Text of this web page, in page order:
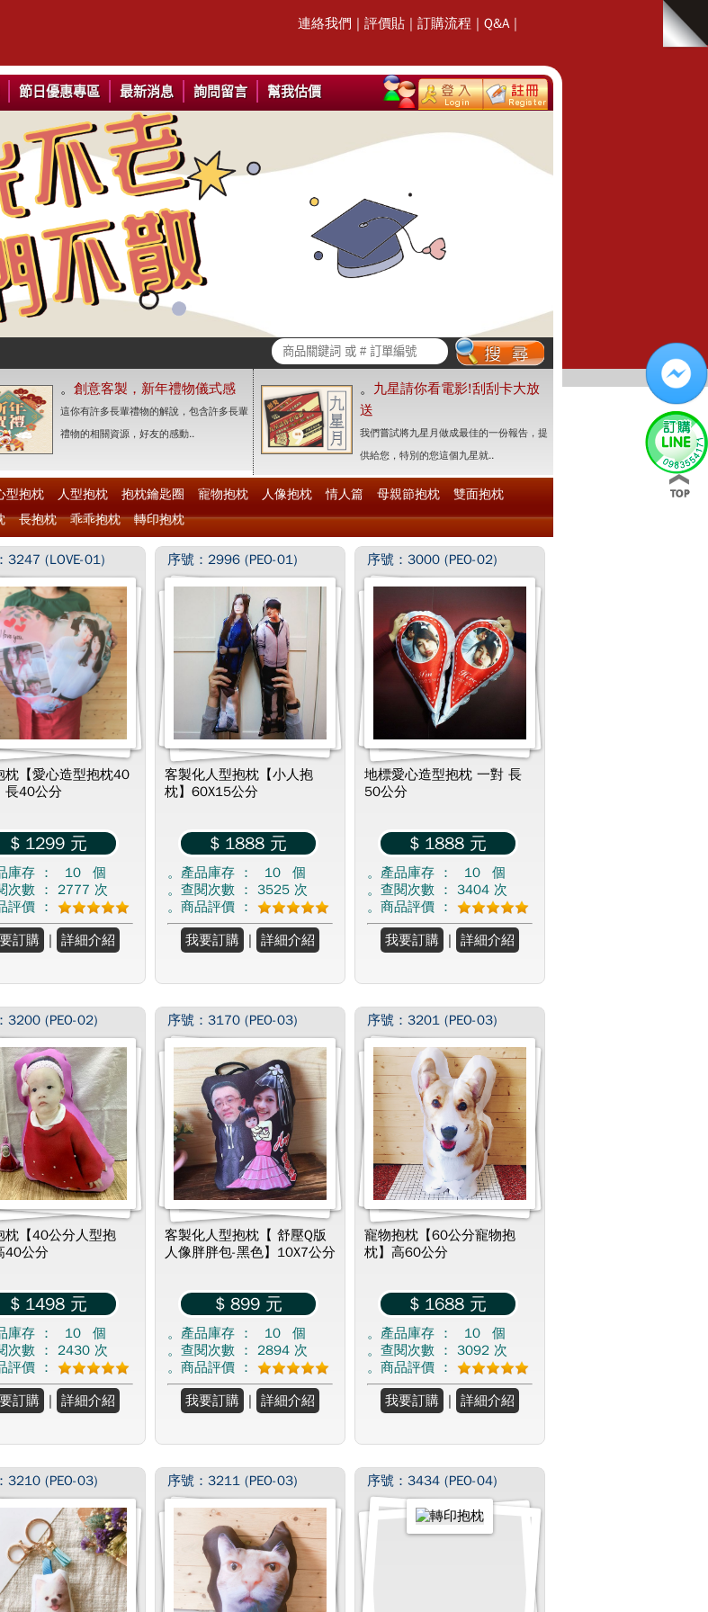
連絡我們 | 評價貼 | 訂購流程 | Q&A|
節日優惠專區 最新消息 詢問留言 幫我估價
。 創意客製，新年禮物儀式感
這你有許多長輩禮物的解說，包含許多長輩
禮物的相關資源，好友的感動..
。 九星請你看電影!刮刮卡大放
送
我們嘗試將九星月做成最佳的一份報告，提
供給您，特別的您這個九星就..